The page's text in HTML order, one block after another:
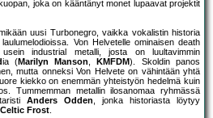
joka on kääntänyt monet lupaavat projektit
uusi Turbonegro, vaikka vokalistin historia
Von Helvetelle ominaisen death
industrial metalli, josta on luultavimmin
ia (Marilyn Manson, KMFDM). Skoldin panos
mutta onneksi Von Helvete on vähintään yhtä
kiekko on enemmän yhteistyön hedelmä kuin
Tummemman metallin ilosanomaa ryhmässä
Anders Odden, jonka historiasta löytyy
Celtic Frost.